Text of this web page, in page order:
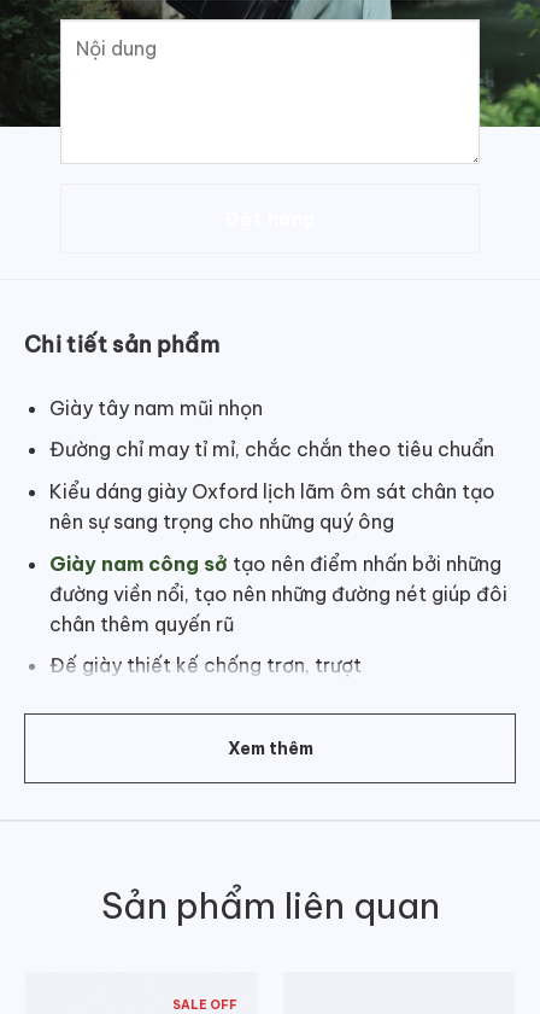
Chi tiết sản phẩm
Giày tây nam mũi nhọn
Đường chỉ may tỉ mỉ, chắc chắn theo tiêu chuẩn
Kiểu dáng giày Oxford lịch lãm ôm sát chân tạo
nên sự sang trọng cho những quý ông
Giày nam công sở tạo nên điểm nhấn bởi những
đường viền nổi, tạo nên những đường nét giúp đôi
chân thêm quyến rũ
Đế giày thiết kế chống trơn, trượt
Xem thêm
Sản phẩm liên quan
SALE OFF